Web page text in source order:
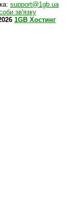
support@1gb.ua
зв'язку
1GB Хостинг